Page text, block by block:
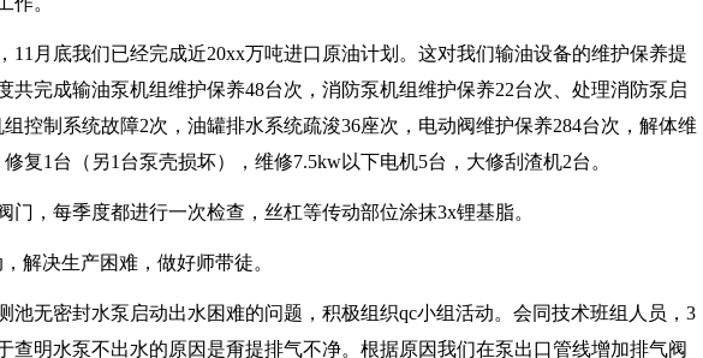
月底我们已经完成近20xx万吨进口原油计划。这对我们输油设备的维护保养提
共完成输油泵机组维护保养48台次，消防泵机组维护保养22台次、处理消防泵启
控制系统故障2次，油罐排水系统疏浚36座次，电动阀维护保养284台次，解体维
复1台（另1台泵壳损坏），维修7.5kw以下电机5台，大修刮渣机2台。
，每季度都进行一次检查，丝杠等传动部位涂抹3x锂基脂。
决生产困难，做好师带徒。
无密封水泵启动出水困难的问题，积极组织qc小组活动。会同技术班组人员，3
查明水泵不出水的原因是甭提排气不净。根据原因我们在泵出口管线增加排气阀